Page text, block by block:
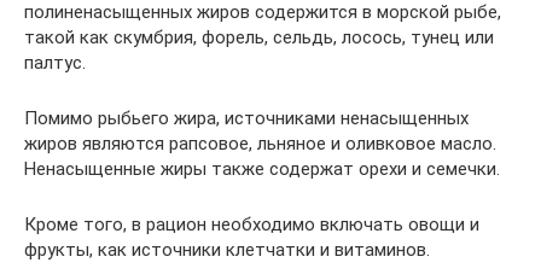
полиненасыщенных жиров содержится в морской рыбе,
такой как скумбрия, форель, сельдь, лосось, тунец или
палтус.
Помимо рыбьего жира, источниками ненасыщенных
жиров являются рапсовое, льняное и оливковое масло.
Ненасыщенные жиры также содержат орехи и семечки.
Кроме того, в рацион необходимо включать овощи и
фрукты, как источники клетчатки и витаминов.